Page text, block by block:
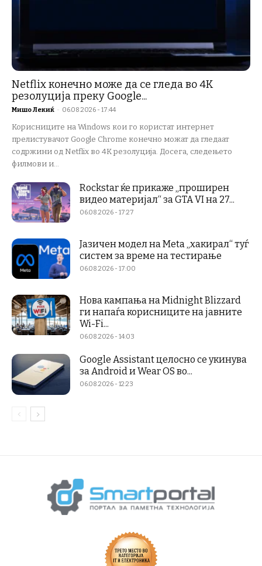
Netflix конечно може да се гледа во 4K
резолуција преку Google...
Мишо Лекиќ - 06.08.2026 - 17:44
Корисниците на Windows кои го користат интернет
прелистувачот Google Chrome конечно можат да гледаат
содржини од Netflix во 4K резолуција. Досега, следењето
филмови и...
Rockstar ќе прикаже „проширен
видео материјал“ за GTA VI на 27...
06.08.2026 - 17:27
Јазичен модел на Meta „хакирал“ туѓ
систем за време на тестирање
06.08.2026 - 17:00
Нова кампања на Midnight Blizzard
ги напаѓа корисниците на јавните
Wi-Fi...
06.08.2026 - 14:03
Google Assistant целосно се укинува
за Android и Wear OS во...
06.08.2026 - 12:23